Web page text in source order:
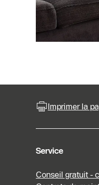
Imprimer la
Service
Conseil gratuit -